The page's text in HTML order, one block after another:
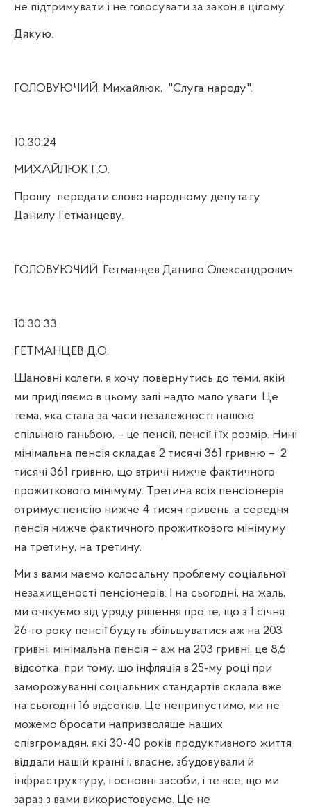
не підтримувати і не голосувати за закон в цілому.
Дякую.
ГОЛОВУЮЧИЙ. Михайлюк, "Слуга народу".
10:30:24
МИХАЙЛЮК Г.О.
Прошу передати слово народному депутату
Данилу Гетманцеву.
ГОЛОВУЮЧИЙ. Гетманцев Данило Олександрович.
10:30:33
ГЕТМАНЦЕВ Д.О.
Шановні колеги, я хочу повернутись до теми, якій
ми приділяємо в цьому залі надто мало уваги. Це
тема, яка стала за часи незалежності нашою
спільною ганьбою, – це пенсії, пенсії і їх розмір. Нині
мінімальна пенсія складає 2 тисячі 361 гривню – 2
тисячі 361 гривню, що втричі нижче фактичного
прожиткового мінімуму. Третина всіх пенсіонерів
отримує пенсію нижче 4 тисяч гривень, а середня
пенсія нижче фактичного прожиткового мінімуму
на третину, на третину.
Ми з вами маємо колосальну проблему соціальної
незахищеності пенсіонерів. І на сьогодні, на жаль,
ми очікуємо від уряду рішення про те, що з 1 січня
26-го року пенсії будуть збільшуватися аж на 203
гривні, мінімальна пенсія – аж на 203 гривні, це 8,6
відсотка, при тому, що інфляція в 25-му році при
заморожуванні соціальних стандартів склала вже
на сьогодні 16 відсотків. Це неприпустимо, ми не
можемо бросати напризволяще наших
співгромадян, які 30-40 років продуктивного життя
віддали нашій країні і, власне, збудовували й
інфраструктуру, і основні засоби, і те все, що ми
зараз з вами використовуємо. Це не